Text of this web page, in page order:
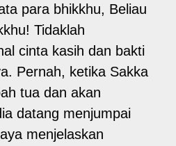
para bhikkhu, Beliau
Tidaklah
cinta kasih dan bakti
Pernah, ketika Sakka
tua dan akan
datang menjumpai
menjelaskan